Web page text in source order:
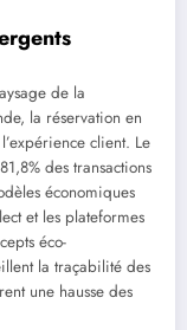
de la
la réservation en
client. Le
des transactions
économiques
et les plateformes
éco-
la traçabilité des
une hausse des